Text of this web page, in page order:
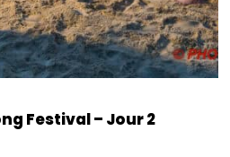
Festival – Jour 2